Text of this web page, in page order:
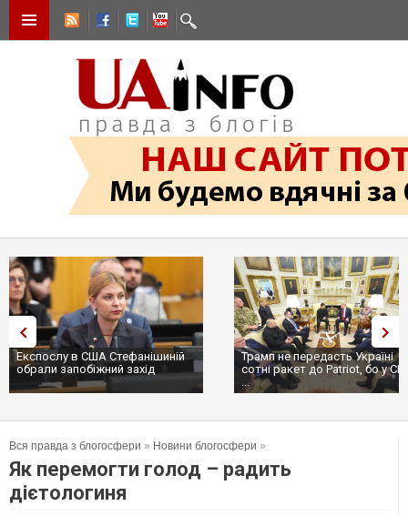
Експослу в США Стефанішиній
обрали запобіжний захід
Трамп не передасть Україні
сотні ракет до Patriot, бо у
...
Вся правда з блогосфери » Новини блогосфери »
Як перемогти голод – радить
дієтологиня